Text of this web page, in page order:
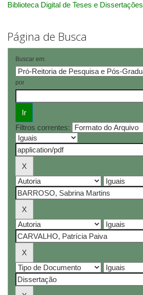
Biblioteca Digital de Teses e Dissertações
Página de Busca
Buscar em:
por
Filtros correntes: